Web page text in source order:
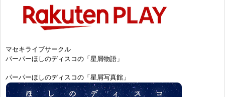
マセキライブサークル
パーパーほしのディスコの「星屑物語」
パーパーほしのディスコの「星屑写真館」